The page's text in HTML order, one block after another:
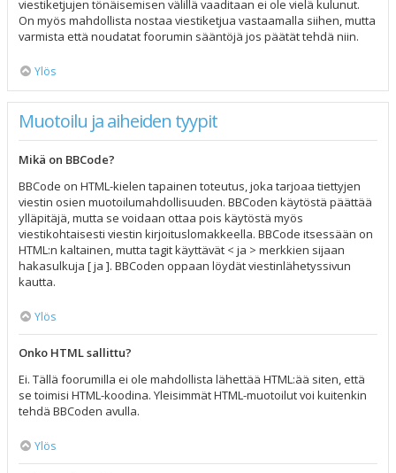
viestiketjujen tönäisemisen välillä vaaditaan ei ole vielä kulunut.
On myös mahdollista nostaa viestiketjua vastaamalla siihen, mutta
varmista että noudatat foorumin sääntöjä jos päätät tehdä niin.
Ylös
Muotoilu ja aiheiden tyypit
Mikä on BBCode?
BBCode on HTML-kielen tapainen toteutus, joka tarjoaa tiettyjen
viestin osien muotoilumahdollisuuden. BBCoden käytöstä päättää
ylläpitäjä, mutta se voidaan ottaa pois käytöstä myös
viestikohtaisesti viestin kirjoituslomakkeella. BBCode itsessään on
HTML:n kaltainen, mutta tagit käyttävät < ja > merkkien sijaan
hakasulkuja [ ja ]. BBCoden oppaan löydät viestinlähetyssivun
kautta.
Ylös
Onko HTML sallittu?
Ei. Tällä foorumilla ei ole mahdollista lähettää HTML:ää siten, että
se toimisi HTML-koodina. Yleisimmät HTML-muotoilut voi kuitenkin
tehdä BBCoden avulla.
Ylös